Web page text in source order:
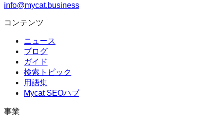
info@mycat.business
コンテンツ
ニュース
ブログ
ガイド
検索トピック
用語集
Mycat SEOハブ
事業